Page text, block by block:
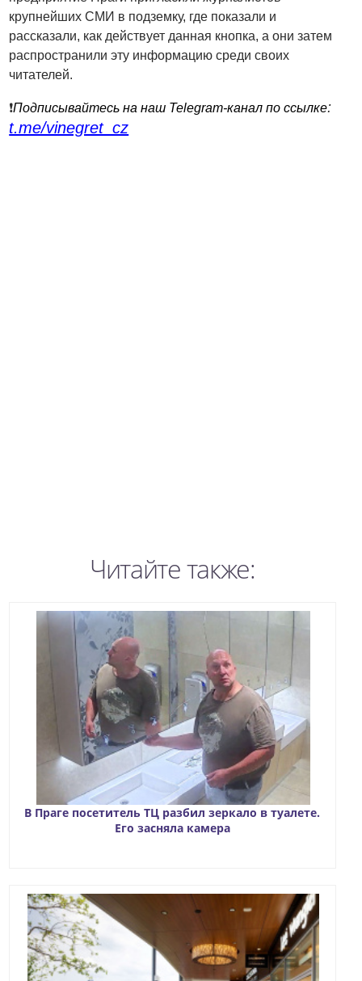
крупнейших СМИ в подземку, где показали и
рассказали, как действует данная кнопка, а они затем
распространили эту информацию среди своих
читателей.
❗️Подписывайтесь на наш Telegram-канал по ссылке:
t.me/vinegret_cz
Читайте также:
В Праге посетитель ТЦ разбил зеркало в туалете.
Его засняла камера